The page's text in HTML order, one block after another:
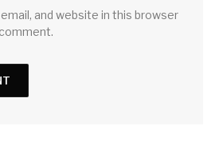
and website in this browser